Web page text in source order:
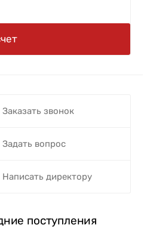
Заказать звонок
Задать вопрос
Написать директору
поступления